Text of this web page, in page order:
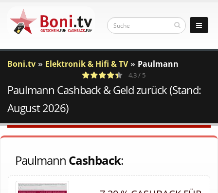
Boni.tv Elektronik & Hifi & TV Paulmann
a
c
8 Votes
4.3 / 5
Paulmann Cashback & Geld zurück (Stand:
August 2026)
Paulmann Cashback: